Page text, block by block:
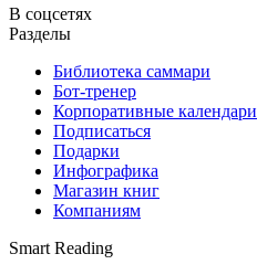
В соцсетях
Разделы
Библиотека саммари
Бот-тренер
Корпоративные календари
Подписаться
Подарки
Инфографика
Магазин книг
Компаниям
Smart Reading